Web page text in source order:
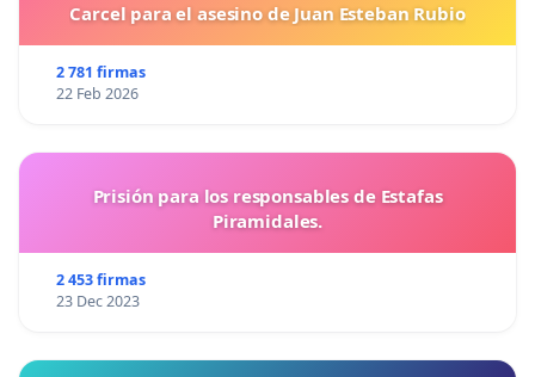
Carcel para el asesino de Juan Esteban Rubio
2 781 firmas
22 Feb 2026
Prisión para los responsables de Estafas
Piramidales.
2 453 firmas
23 Dec 2023